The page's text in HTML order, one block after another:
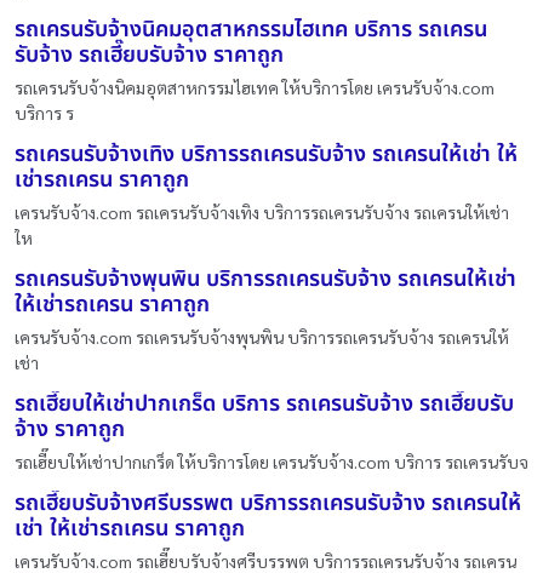
รถเครนรับจ้างนิคมอุตสาหกรรมไฮเทค บริการ รถเครน
รับจ้าง รถเฮี๊ยบรับจ้าง ราคาถูก
รถเครนรับจ้างนิคมอุตสาหกรรมไฮเทค ให้บริการโดย เครนรับจ้าง.com
บริการ ร
รถเครนรับจ้างเทิง บริการรถเครนรับจ้าง รถเครนให้เช่า ให้
เช่ารถเครน ราคาถูก
เครนรับจ้าง.com รถเครนรับจ้างเทิง บริการรถเครนรับจ้าง รถเครนให้เช่า
ให
รถเครนรับจ้างพุนพิน บริการรถเครนรับจ้าง รถเครนให้เช่า
ให้เช่ารถเครน ราคาถูก
เครนรับจ้าง.com รถเครนรับจ้างพุนพิน บริการรถเครนรับจ้าง รถเครนให้
เช่า
รถเฮี๊ยบให้เช่าปากเกร็ด บริการ รถเครนรับจ้าง รถเฮี๊ยบรับ
จ้าง ราคาถูก
รถเฮี๊ยบให้เช่าปากเกร็ด ให้บริการโดย เครนรับจ้าง.com บริการ รถเครนรับจ
รถเฮี๊ยบรับจ้างศรีบรรพต บริการรถเครนรับจ้าง รถเครนให้
เช่า ให้เช่ารถเครน ราคาถูก
เครนรับจ้าง.com รถเฮี๊ยบรับจ้างศรีบรรพต บริการรถเครนรับจ้าง รถเครน